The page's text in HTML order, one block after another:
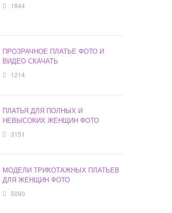
1844
ПРОЗРАЧНОЕ ПЛАТЬЕ ФОТО И
ВИДЕО СКАЧАТЬ
1214
ПЛАТЬЯ ДЛЯ ПОЛНЫХ И
НЕВЫСОКИХ ЖЕНЩИН ФОТО
3151
МОДЕЛИ ТРИКОТАЖНЫХ ПЛАТЬЕВ
ДЛЯ ЖЕНЩИН ФОТО
5090